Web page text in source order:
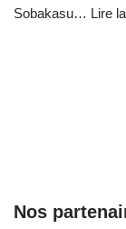
Sobakasu… Lire
Nos